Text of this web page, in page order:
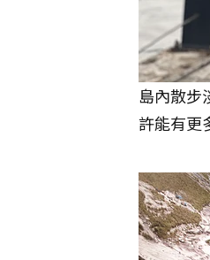
島內散步
許能有更